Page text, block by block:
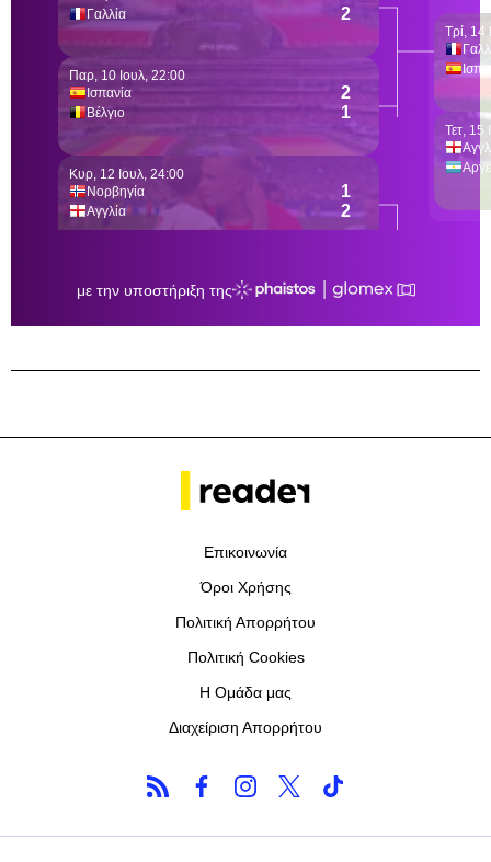
Επικοινωνία
Όροι Χρήσης
Πολιτική Απορρήτου
Πολιτική Cookies
Η Ομάδα μας
Διαχείριση Απορρήτου